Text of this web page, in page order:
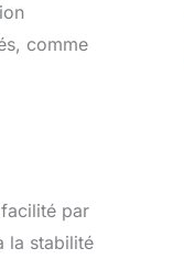
comme
par
la stabilité